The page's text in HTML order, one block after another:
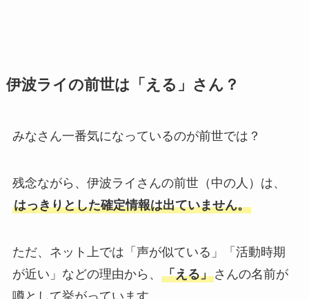
伊波ライの前世は「える」さん？
みなさん一番気になっているのが前世では？
残念ながら、伊波ライさんの前世（中の人）は、
はっきりとした確定情報は出ていません。
ただ、ネット上では「声が似ている」「活動時期
が近い」などの理由から、 「える」さんの名前が
噂として挙がっています。